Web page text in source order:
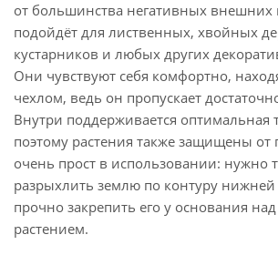
от большинства негативных внешних
подойдёт для лиственных, хвойных
кустарников и любых других
Они чувствуют себя комфортно,
чехлом, ведь он пропускает
Внутри поддерживается оптимальная
поэтому растения также защищены от
очень прост в использовании: нужно
разрыхлить землю по контуру нижней
прочно закрепить его у основания
растением.